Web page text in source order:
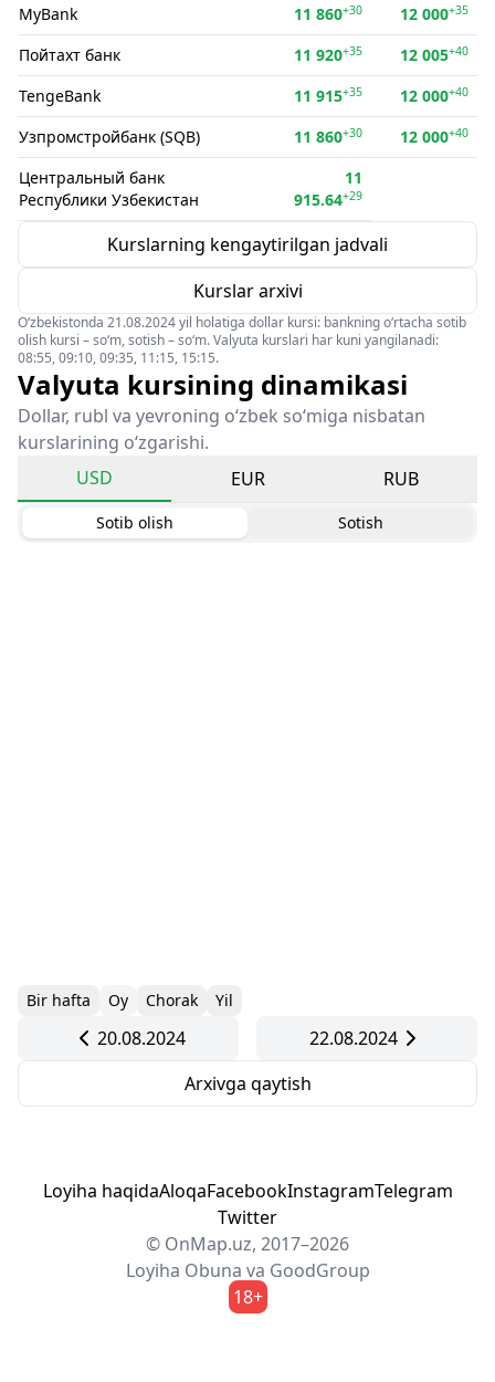
MyBank 11 860+30 12 000+35
Пойтахт банк 11 920+35 12 005+40
TengeBank 11 915+35 12 000+40
Узпромстройбанк (SQB) 11 860+30 12 000+40
Центральный банк
Республики Узбекистан
11
915.64+29
Kurslarning kengaytirilgan jadvali
Kurslar arxivi
O‘zbekistonda 21.08.2024 yil holatiga dollar kursi: bankning o‘rtacha sotib
olish kursi – so‘m, sotish – so‘m. Valyuta kurslari har kuni yangilanadi:
08:55, 09:10, 09:35, 11:15, 15:15.
Valyuta kursining dinamikasi
Dollar, rubl va yevroning o‘zbek so‘miga nisbatan
kurslarining o‘zgarishi.
USD
EUR RUB
Sotib olish Sotish
Bir hafta Oy Chorak Yil
20.08.2024
22.08.2024
Arxivga qaytish
Loyiha haqidaAloqaFacebookInstagramTelegram
Twitter
© OnMap.uz, 2017–2026
Loyiha Obuna va GoodGroup
18+